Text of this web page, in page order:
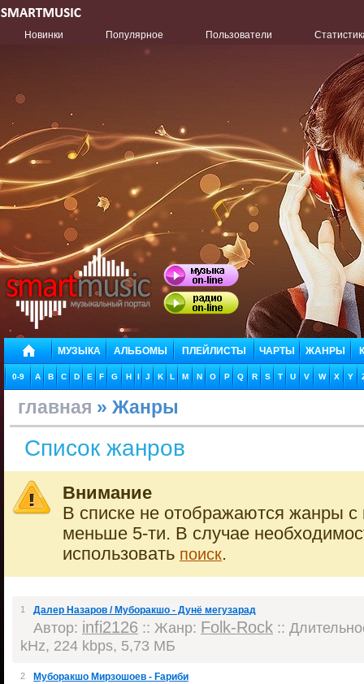
Новинки Популярное Пользователи
МУЗЫКА АЛЬБОМЫ ПЛЕЙЛИСТЫ ЧАРТЫ ЖАНРЫ
0-9 A B C D E F G H I J K L M N O P Q R S T U V W X Y
главная » Жанры
Список жанров
Внимание
В списке не отображаются жанры с
меньше 5-ти. В случае
использовать поиск.
1 Далер Назаров / Муборакшо - Дунё мегузарад
Автор: infi2126 :: Жанр: Folk-Rock ::
kHz, 224 kbps, 5,73 МБ
2 Муборакшо Мирзошоев - Fариби